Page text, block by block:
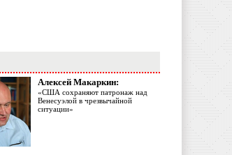
Алексей Макаркин:
«США сохраняют патронаж над
Венесуэлой в чрезвычайной
ситуации»